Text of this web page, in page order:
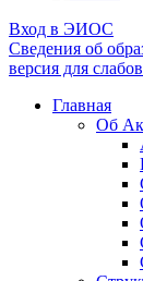
Вход в ЭИОС
Сведения об
версия для
Главная
Об